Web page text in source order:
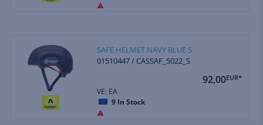
SAFE HELMET NAVY BLUE S
01510447 / CASSAF_5022_S
92,00EUR*
VE: EA
9 In Stock